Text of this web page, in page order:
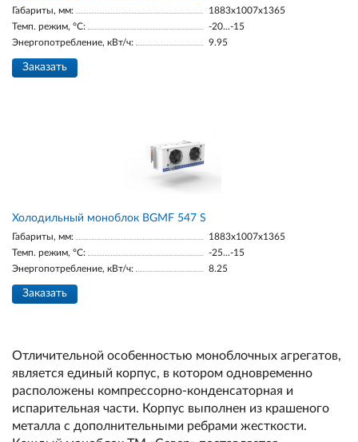
Габариты, мм:
1883х1007х1365
Темп. режим, °С:
-20...-15
Энергопотребление, кВт/ч:
9.95
Заказать
Холодильный моноблок BGМF 547 S
Габариты, мм:
1883х1007х1365
Темп. режим, °С:
-25...-15
Энергопотребление, кВт/ч:
8.25
Заказать
Отличительной особенностью моноблочных агрегатов,
является единый корпус, в котором одновременно
расположены компрессорно-конденсаторная и
испарительная части. Корпус выполнен из крашеного
металла с дополнительными ребрами жесткости.